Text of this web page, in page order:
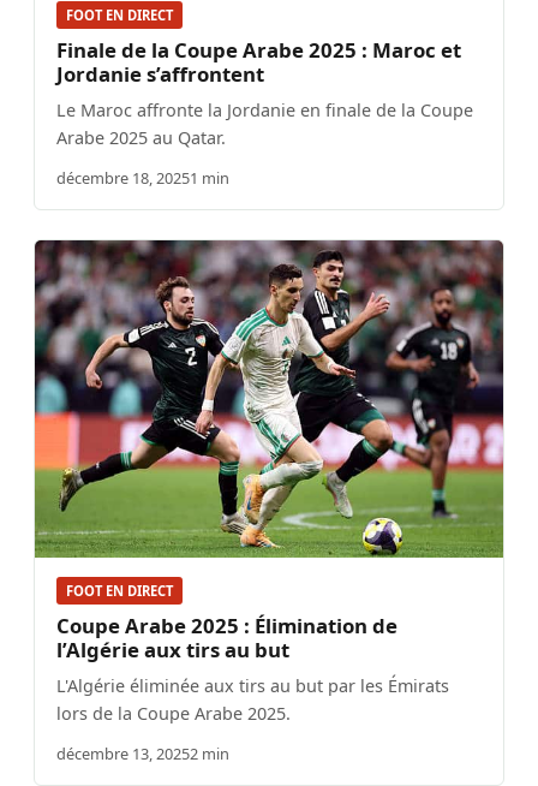
FOOT EN DIRECT
Finale de la Coupe Arabe 2025 : Maroc et
Jordanie s’affrontent
Le Maroc affronte la Jordanie en finale de la Coupe
Arabe 2025 au Qatar.
décembre 18, 20251 min
FOOT EN DIRECT
Coupe Arabe 2025 : Élimination de
l’Algérie aux tirs au but
L'Algérie éliminée aux tirs au but par les Émirats
lors de la Coupe Arabe 2025.
décembre 13, 20252 min